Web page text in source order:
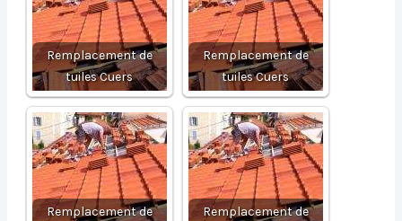
Remplacement de
tuiles Cuers
Remplacement de
tuiles Cuers
Remplacement de
Remplacement de